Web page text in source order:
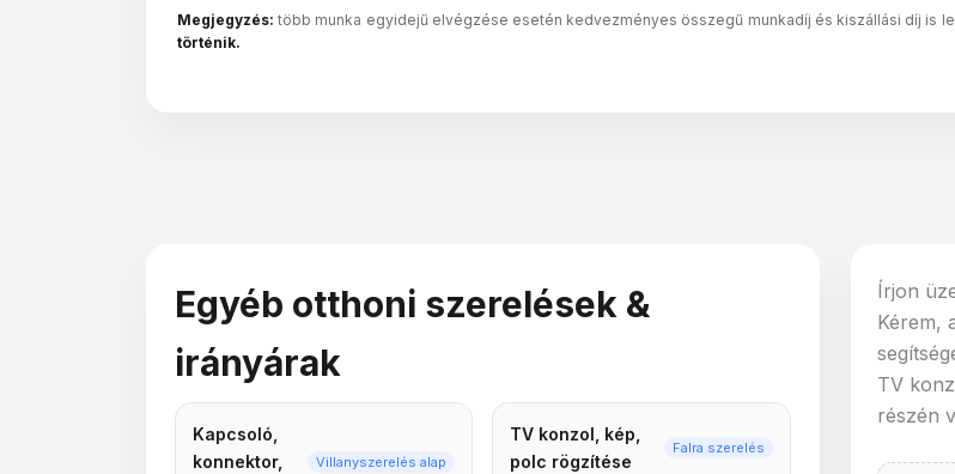
Megjegyzés: több munka egyidejű elvégzése esetén kedvezményes összegű munkadíj és kiszállási díj is
történik.
Egyéb otthoni szerelések &
irányárak
Kapcsoló,
konnektor,
Villanyszerelés alap
TV konzol, kép,
polc rögzítése
Falra szerelés
Írjon
Kérem,
TV
részén